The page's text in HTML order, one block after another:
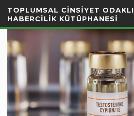
Geç
TOPLUMSAL CİNSİYET ODAKLI
HABERCİLİK KÜTÜPHANESİ